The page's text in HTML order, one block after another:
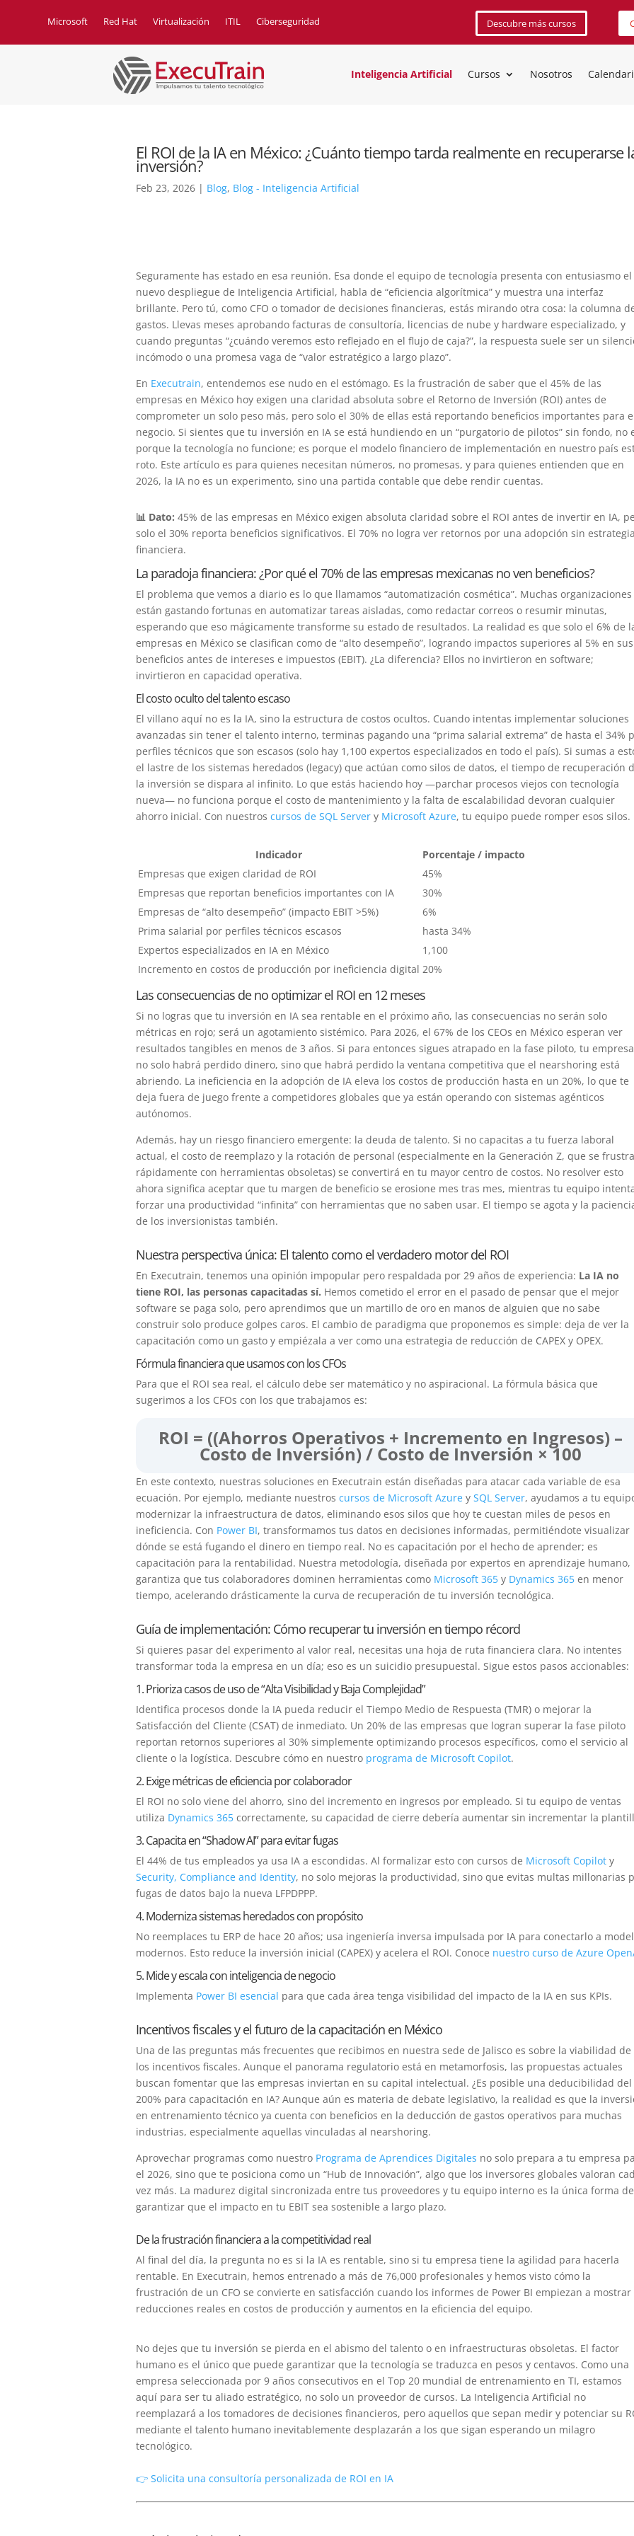
Microsoft Red Hat Virtualización ITIL Ciberseguridad Descubre más cursos
Inteligencia Artificial Cursos Nosotros
El ROI de la IA en México: ¿Cuánto tiempo tarda realmente en recuperarse
inversión?
Feb 23, 2026 | Blog, Blog - Inteligencia Artificial
Seguramente has estado en esa reunión. Esa donde el equipo de tecnología presenta con entusiasmo el
nuevo despliegue de Inteligencia Artificial, habla de “eficiencia algorítmica” y muestra una interfaz
brillante. Pero tú, como CFO o tomador de decisiones financieras, estás mirando otra cosa: la columna
gastos. Llevas meses aprobando facturas de consultoría, licencias de nube y hardware especializado, y
cuando preguntas “¿cuándo veremos esto reflejado en el flujo de caja?”, la respuesta suele ser un
incómodo o una promesa vaga de “valor estratégico a largo plazo”.
En Executrain, entendemos ese nudo en el estómago. Es la frustración de saber que el 45% de las
empresas en México hoy exigen una claridad absoluta sobre el Retorno de Inversión (ROI) antes de
comprometer un solo peso más, pero solo el 30% de ellas está reportando beneficios importantes para
negocio. Si sientes que tu inversión en IA se está hundiendo en un “purgatorio de pilotos” sin fondo, no
porque la tecnología no funcione; es porque el modelo financiero de implementación en nuestro país
roto. Este artículo es para quienes necesitan números, no promesas, y para quienes entienden que en
2026, la IA no es un experimento, sino una partida contable que debe rendir cuentas.
📊 Dato: 45% de las empresas en México exigen absoluta claridad sobre el ROI antes de invertir en IA,
solo el 30% reporta beneficios significativos. El 70% no logra ver retornos por una adopción sin
financiera.
La paradoja financiera: ¿Por qué el 70% de las empresas mexicanas no ven beneficios?
El problema que vemos a diario es lo que llamamos “automatización cosmética”. Muchas organizaciones
están gastando fortunas en automatizar tareas aisladas, como redactar correos o resumir minutas,
esperando que eso mágicamente transforme su estado de resultados. La realidad es que solo el 6% de
empresas en México se clasifican como de “alto desempeño”, logrando impactos superiores al 5% en sus
beneficios antes de intereses e impuestos (EBIT). ¿La diferencia? Ellos no invirtieron en software;
invirtieron en capacidad operativa.
El costo oculto del talento escaso
El villano aquí no es la IA, sino la estructura de costos ocultos. Cuando intentas implementar soluciones
avanzadas sin tener el talento interno, terminas pagando una “prima salarial extrema” de hasta el 34%
perfiles técnicos que son escasos (solo hay 1,100 expertos especializados en todo el país). Si sumas a
el lastre de los sistemas heredados (legacy) que actúan como silos de datos, el tiempo de recuperación
la inversión se dispara al infinito. Lo que estás haciendo hoy —parchar procesos viejos con tecnología
nueva— no funciona porque el costo de mantenimiento y la falta de escalabilidad devoran cualquier
ahorro inicial. Con nuestros cursos de SQL Server y Microsoft Azure, tu equipo puede romper esos silos.
Indicador
Porcentaje / impacto
Empresas que exigen claridad de ROI
45%
Empresas que reportan beneficios importantes con IA
30%
Empresas de “alto desempeño” (impacto EBIT >5%)
6%
Prima salarial por perfiles técnicos escasos
hasta 34%
Expertos especializados en IA en México
1,100
Incremento en costos de producción por ineficiencia digital 20%
Las consecuencias de no optimizar el ROI en 12 meses
Si no logras que tu inversión en IA sea rentable en el próximo año, las consecuencias no serán solo
métricas en rojo; será un agotamiento sistémico. Para 2026, el 67% de los CEOs en México esperan ver
resultados tangibles en menos de 3 años. Si para entonces sigues atrapado en la fase piloto, tu empresa
no solo habrá perdido dinero, sino que habrá perdido la ventana competitiva que el nearshoring está
abriendo. La ineficiencia en la adopción de IA eleva los costos de producción hasta en un 20%, lo que te
deja fuera de juego frente a competidores globales que ya están operando con sistemas agénticos
autónomos.
Además, hay un riesgo financiero emergente: la deuda de talento. Si no capacitas a tu fuerza laboral
actual, el costo de reemplazo y la rotación de personal (especialmente en la Generación Z, que se frustra
rápidamente con herramientas obsoletas) se convertirá en tu mayor centro de costos. No resolver esto
ahora significa aceptar que tu margen de beneficio se erosione mes tras mes, mientras tu equipo
forzar una productividad “infinita” con herramientas que no saben usar. El tiempo se agota y la
de los inversionistas también.
Nuestra perspectiva única: El talento como el verdadero motor del ROI
En Executrain, tenemos una opinión impopular pero respaldada por 29 años de experiencia: La IA no
tiene ROI, las personas capacitadas sí. Hemos cometido el error en el pasado de pensar que el mejor
software se paga solo, pero aprendimos que un martillo de oro en manos de alguien que no sabe
construir solo produce golpes caros. El cambio de paradigma que proponemos es simple: deja de ver la
capacitación como un gasto y empiézala a ver como una estrategia de reducción de CAPEX y OPEX.
Fórmula financiera que usamos con los CFOs
Para que el ROI sea real, el cálculo debe ser matemático y no aspiracional. La fórmula básica que
sugerimos a los CFOs con los que trabajamos es:
ROI = ((Ahorros Operativos + Incremento en Ingresos) –
Costo de Inversión) / Costo de Inversión × 100
En este contexto, nuestras soluciones en Executrain están diseñadas para atacar cada variable de esa
ecuación. Por ejemplo, mediante nuestros cursos de Microsoft Azure y SQL Server, ayudamos a tu
modernizar la infraestructura de datos, eliminando esos silos que hoy te cuestan miles de pesos en
ineficiencia. Con Power BI, transformamos tus datos en decisiones informadas, permitiéndote visualizar
dónde se está fugando el dinero en tiempo real. No es capacitación por el hecho de aprender; es
capacitación para la rentabilidad. Nuestra metodología, diseñada por expertos en aprendizaje humano,
garantiza que tus colaboradores dominen herramientas como Microsoft 365 y Dynamics 365 en menor
tiempo, acelerando drásticamente la curva de recuperación de tu inversión tecnológica.
Guía de implementación: Cómo recuperar tu inversión en tiempo récord
Si quieres pasar del experimento al valor real, necesitas una hoja de ruta financiera clara. No intentes
transformar toda la empresa en un día; eso es un suicidio presupuestal. Sigue estos pasos accionables:
1. Prioriza casos de uso de “Alta Visibilidad y Baja Complejidad”
Identifica procesos donde la IA pueda reducir el Tiempo Medio de Respuesta (TMR) o mejorar la
Satisfacción del Cliente (CSAT) de inmediato. Un 20% de las empresas que logran superar la fase piloto
reportan retornos superiores al 30% simplemente optimizando procesos específicos, como el servicio al
cliente o la logística. Descubre cómo en nuestro programa de Microsoft Copilot.
2. Exige métricas de eficiencia por colaborador
El ROI no solo viene del ahorro, sino del incremento en ingresos por empleado. Si tu equipo de ventas
utiliza Dynamics 365 correctamente, su capacidad de cierre debería aumentar sin incrementar la
3. Capacita en “Shadow AI” para evitar fugas
El 44% de tus empleados ya usa IA a escondidas. Al formalizar esto con cursos de Microsoft Copilot y
Security, Compliance and Identity, no solo mejoras la productividad, sino que evitas multas millonarias
fugas de datos bajo la nueva LFPDPPP.
4. Moderniza sistemas heredados con propósito
No reemplaces tu ERP de hace 20 años; usa ingeniería inversa impulsada por IA para conectarlo a
modernos. Esto reduce la inversión inicial (CAPEX) y acelera el ROI. Conoce nuestro curso de Azure
5. Mide y escala con inteligencia de negocio
Implementa Power BI esencial para que cada área tenga visibilidad del impacto de la IA en sus KPIs.
Incentivos fiscales y el futuro de la capacitación en México
Una de las preguntas más frecuentes que recibimos en nuestra sede de Jalisco es sobre la viabilidad de
los incentivos fiscales. Aunque el panorama regulatorio está en metamorfosis, las propuestas actuales
buscan fomentar que las empresas inviertan en su capital intelectual. ¿Es posible una deducibilidad del
200% para capacitación en IA? Aunque aún es materia de debate legislativo, la realidad es que la
en entrenamiento técnico ya cuenta con beneficios en la deducción de gastos operativos para muchas
industrias, especialmente aquellas vinculadas al nearshoring.
Aprovechar programas como nuestro Programa de Aprendices Digitales no solo prepara a tu empresa
el 2026, sino que te posiciona como un “Hub de Innovación”, algo que los inversores globales valoran
vez más. La madurez digital sincronizada entre tus proveedores y tu equipo interno es la única forma de
garantizar que el impacto en tu EBIT sea sostenible a largo plazo.
De la frustración financiera a la competitividad real
Al final del día, la pregunta no es si la IA es rentable, sino si tu empresa tiene la agilidad para hacerla
rentable. En Executrain, hemos entrenado a más de 76,000 profesionales y hemos visto cómo la
frustración de un CFO se convierte en satisfacción cuando los informes de Power BI empiezan a mostrar
reducciones reales en costos de producción y aumentos en la eficiencia del equipo.
No dejes que tu inversión se pierda en el abismo del talento o en infraestructuras obsoletas. El factor
humano es el único que puede garantizar que la tecnología se traduzca en pesos y centavos. Como una
empresa seleccionada por 9 años consecutivos en el Top 20 mundial de entrenamiento en TI, estamos
aquí para ser tu aliado estratégico, no solo un proveedor de cursos. La Inteligencia Artificial no
reemplazará a los tomadores de decisiones financieros, pero aquellos que sepan medir y potenciar su
mediante el talento humano inevitablemente desplazarán a los que sigan esperando un milagro
tecnológico.
👉 Solicita una consultoría personalizada de ROI en IA